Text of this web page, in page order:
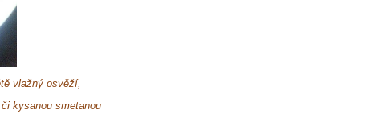
vlažný osvěží,
kysanou smetanou